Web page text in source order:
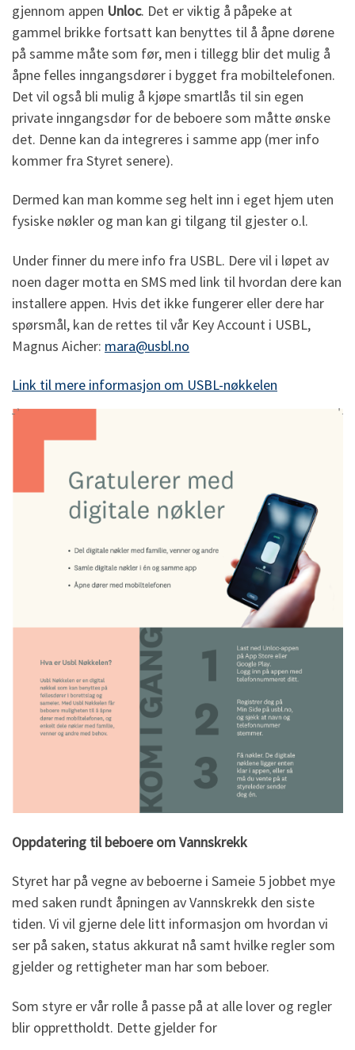
gjennom appen Unloc. Det er viktig å påpeke at
gammel brikke fortsatt kan benyttes til å åpne dørene
på samme måte som før, men i tillegg blir det mulig å
åpne felles inngangsdører i bygget fra mobiltelefonen.
Det vil også bli mulig å kjøpe smartlås til sin egen
private inngangsdør for de beboere som måtte ønske
det. Denne kan da integreres i samme app (mer info
kommer fra Styret senere).
Dermed kan man komme seg helt inn i eget hjem uten
fysiske nøkler og man kan gi tilgang til gjester o.l.
Under finner du mere info fra USBL. Dere vil i løpet av
noen dager motta en SMS med link til hvordan dere kan
installere appen. Hvis det ikke fungerer eller dere har
spørsmål, kan de rettes til vår Key Account i USBL,
Magnus Aicher: mara@usbl.no
Link til mere informasjon om USBL-nøkkelen
Oppdatering til beboere om Vannskrekk
Styret har på vegne av beboerne i Sameie 5 jobbet mye
med saken rundt åpningen av Vannskrekk den siste
tiden. Vi vil gjerne dele litt informasjon om hvordan vi
ser på saken, status akkurat nå samt hvilke regler som
gjelder og rettigheter man har som beboer.
Som styre er vår rolle å passe på at alle lover og regler
blir opprettholdt. Dette gjelder for